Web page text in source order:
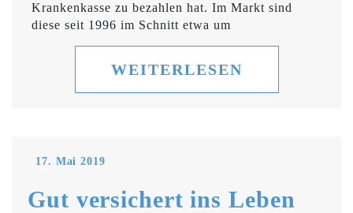
Krankenkasse zu bezahlen hat. Im Markt sind
diese seit 1996 im Schnitt etwa um
WEITERLESEN
17. Mai 2019
Gut versichert ins Leben